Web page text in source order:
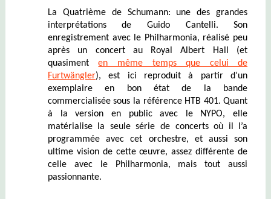
La Quatrième de Schumann: une des grandes
interprétations de Guido Cantelli. Son
enregistrement avec le Philharmonia, réalisé peu
après un concert au Royal Albert Hall (et
quasimenten même temps que celui de
Furtwängler), est ici reproduit à partir d’un
exemplaire en bon état de la bande
commercialisée sous la référence HTB 401. Quant
à la version en public avec le NYPO, elle
matérialise la seule série de concerts où il l’a
programmée avec cet orchestre, et aussi son
ultime vision de cette œuvre, assez différente de
celle avec le Philharmonia, mais tout aussi
passionnante.